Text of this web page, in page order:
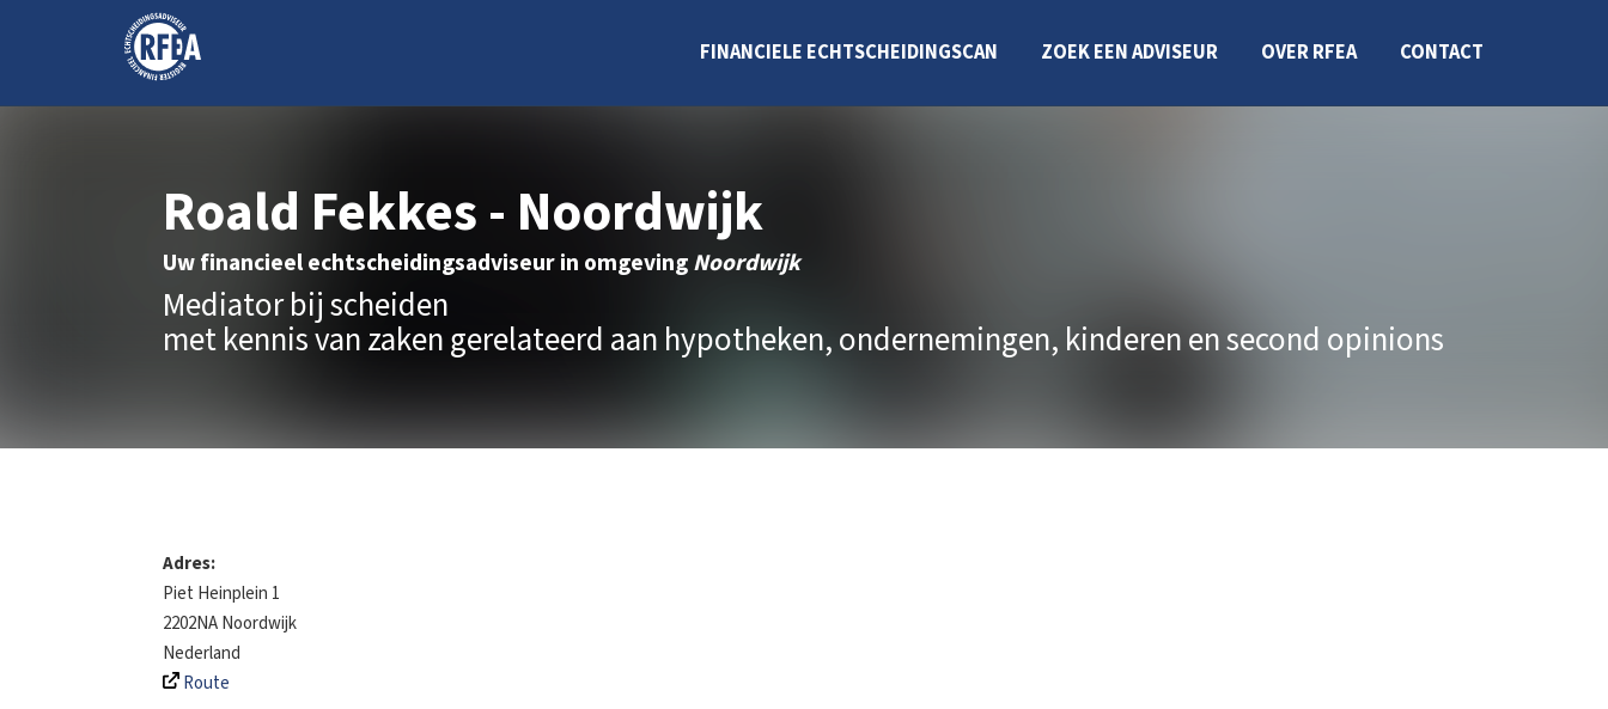
FINANCIELE ECHTSCHEIDINGSCAN ZOEK EEN ADVISEUR OVER RFEA CONTACT
Roald Fekkes - Noordwijk
Uw financieel echtscheidingsadviseur in omgevingNoordwijk
Mediator bij scheiden
met kennis van zaken gerelateerd aan hypotheken, ondernemingen, kinderen en second opinions
Adres:
Piet Heinplein 1
2202NA Noordwijk
Nederland
Route